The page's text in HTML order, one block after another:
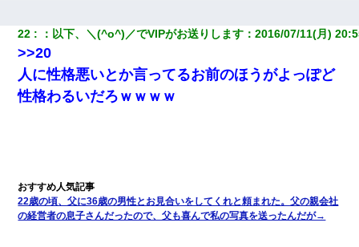
22 ： 以下、＼(^o^)／でVIPがお送りします ：2016/07/11(月)
>>20
人に性格悪いとか言ってるお前のほうがよっぽど
性格わるいだろｗｗｗｗ
22歳の頃、父に36歳の男性とお見合いをしてくれと頼まれた。父の親会社
の経営者の息子さんだったので、父も喜んで私の写真を送ったんだが→